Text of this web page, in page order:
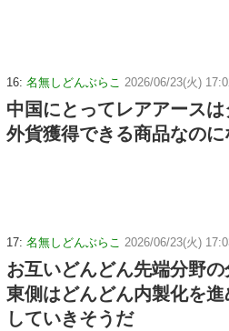
16: 名無しどんぶらこ 2026/06/23(火)
中国にとってレアアース
外貨獲得できる商品なのに
17: 名無しどんぶらこ 2026/06/23(火)
お互いどんどん先端分野
東側はどんどん内製化を
していきそうだ